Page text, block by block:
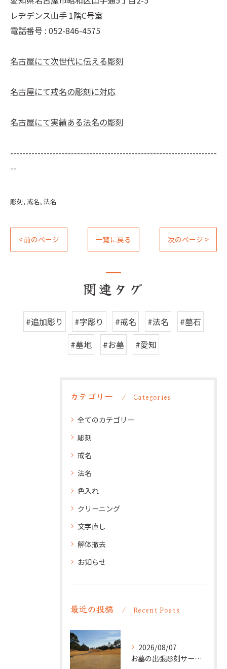
レヂデンス山手 1階C号室
電話番号 : 052-846-4575
名古屋にて次世代に伝える彫刻
名古屋にて戒名の彫刻に対応
名古屋にて実績ある法名の彫刻
--------------------------------------------------------------------
--
彫刻 戒名 法名
< 前のページ 一覧に戻る 次のページ >
関連タグ
#追加彫り #字彫り #戒名 #法名
#墓石
#墓地
#お墓 #愛知
カテゴリー Categories
全てのカテゴリー
彫刻
戒名
法名
色入れ
クリーニング
文字直し
解体撤去
お知らせ
最近の投稿 Recent Posts
2026/08/07
お墓の出張彫刻サービス【彫刻本舗】愛知県清須市